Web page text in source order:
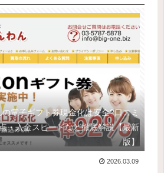
電子ギフト券現金化は安全?口コミ
・入金スピードなど徹底解説【最新
版】
2026.03.09